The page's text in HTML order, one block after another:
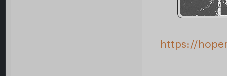
https://